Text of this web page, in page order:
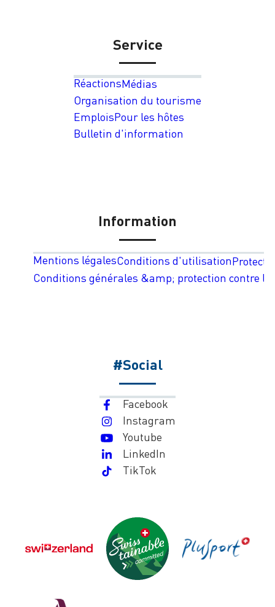
Service
RéactionsMédias
Organisation du tourisme
EmploisPour les hôtes
Bulletin d'information
Information
Mentions légalesConditions d'utilisation
Conditions générales &amp; protection contre
#Social
Facebook
Instagram
Youtube
LinkedIn
TikTok